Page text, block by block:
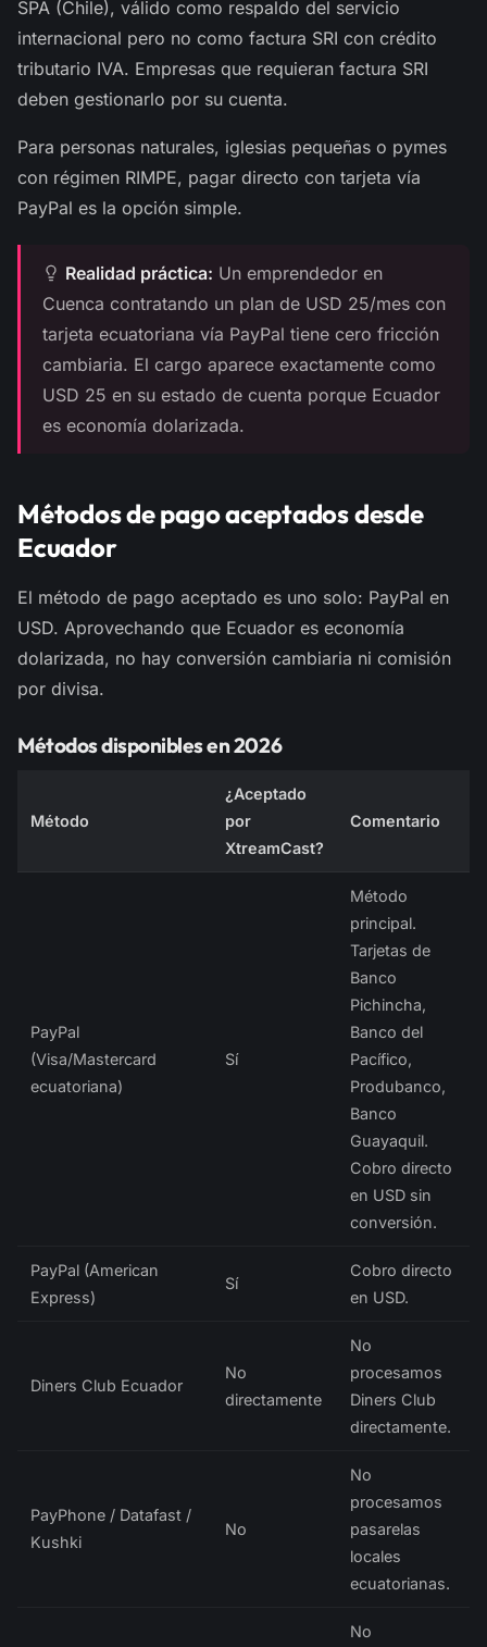
SPA (Chile), válido como respaldo del servicio
internacional pero no como factura SRI con crédito
tributario IVA. Empresas que requieran factura SRI
deben gestionarlo por su cuenta.
Para personas naturales, iglesias pequeñas o pymes
con régimen RIMPE, pagar directo con tarjeta vía
PayPal es la opción simple.
Realidad práctica: Un emprendedor en
Cuenca contratando un plan de USD 25/mes con
tarjeta ecuatoriana vía PayPal tiene cero fricción
cambiaria. El cargo aparece exactamente como
USD 25 en su estado de cuenta porque Ecuador
es economía dolarizada.
Métodos de pago aceptados desde
Ecuador
El método de pago aceptado es uno solo: PayPal en
USD. Aprovechando que Ecuador es economía
dolarizada, no hay conversión cambiaria ni comisión
por divisa.
Métodos disponibles en 2026
Método
¿Aceptado
por
XtreamCast?
Comentario
PayPal
(Visa/Mastercard
ecuatoriana)
Sí
Método
principal.
Tarjetas de
Banco
Pichincha,
Banco del
Pacífico,
Produbanco,
Banco
Guayaquil.
Cobro directo
en USD sin
conversión.
PayPal (American
Express)
Sí
Cobro directo
en USD.
Diners Club Ecuador
No
directamente
No
procesamos
Diners Club
directamente.
PayPhone / Datafast /
Kushki
No
No
procesamos
pasarelas
locales
ecuatorianas.
No